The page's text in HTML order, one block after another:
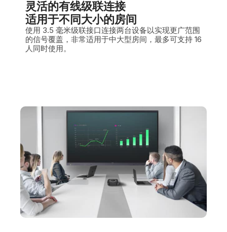
灵活的有线级联连接
适用于不同大小的房间
使用 3.5 毫米级联接口连接两台设备以实现更广范围
的信号覆盖，非常适用于中大型房间，最多可支持 16
人同时使用。